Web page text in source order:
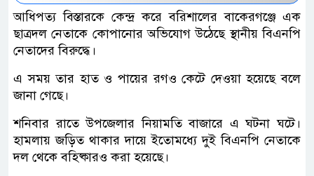
আধিপত্য বিস্তারকে কেন্দ্র করে বরিশালের বাকেরগঞ্জে এক
ছাত্রদল নেতাকে কোপানোর অভিযোগ উঠেছে স্থানীয় বিএনপি
নেতাদের বিরুদ্ধে।
এ সময় তার হাত ও পায়ের রগও কেটে দেওয়া হয়েছে বলে
জানা গেছে।
শনিবার রাতে উপজেলার নিয়ামতি বাজারে এ ঘটনা ঘটে।
হামলায় জড়িত থাকার দায়ে ইতোমধ্যে দুই বিএনপি নেতাকে
দল থেকে বহিষ্কারও করা হয়েছে।